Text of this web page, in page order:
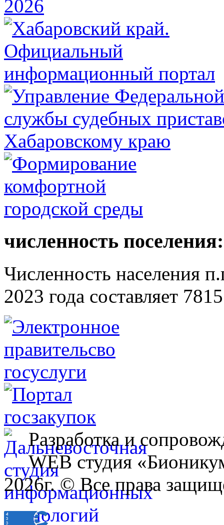
численность поселения:
Численность населения
2023 года составляет
Разработка и
WEB студия
2026г. © Все права